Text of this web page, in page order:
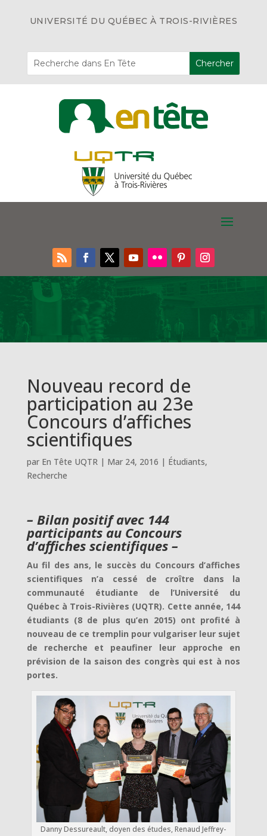
UNIVERSITÉ DU QUÉBEC À TROIS-RIVIÈRES
Nouveau record de
participation au 23e
Concours d’affiches
scientifiques
par En Tête UQTR| Mar 24, 2016 | Étudiants,
Recherche
– Bilan positif avec 144
participants au Concours
d’affiches scientifiques –
Au fil des ans, le succès du Concours d’affiches
scientifiques n’a cessé de croître dans la
communauté étudiante de l’Université du
Québec à Trois-Rivières (UQTR). Cette année, 144
étudiants (8 de plus qu’en 2015) ont profité à
nouveau de ce tremplin pour vulgariser leur sujet
de recherche et peaufiner leur approche en
prévision de la saison des congrès qui est à nos
portes.
Danny Dessureault, doyen des études, Renaud Jeffrey-